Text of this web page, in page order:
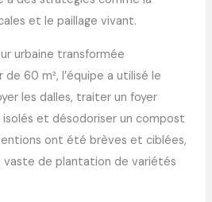
et le paillage vivant.
urbaine transformée
de 60 m², l’équipe a utilisé le
les dalles, traiter un foyer
isolés et désodoriser un compost
ont été brèves et ciblées,
vaste de plantation de variétés